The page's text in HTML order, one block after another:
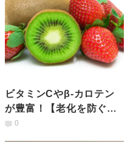
ビタミンCやβ‐カロテン
が豊富！【老化を防ぐ果
物】3選｜管理栄養士が解
0